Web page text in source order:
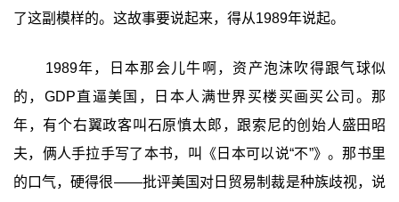
了这副模样的。这故事要说起来，得从1989年说起。
1989年，日本那会儿牛啊，资产泡沫吹得跟气球似
的，GDP直逼美国，日本人满世界买楼买画买公司。那
年，有个右翼政客叫石原慎太郎，跟索尼的创始人盛田昭
夫，俩人手拉手写了本书，叫《日本可以说“不”》。那书里
的口气，硬得很——批评美国对日贸易制裁是种族歧视，说